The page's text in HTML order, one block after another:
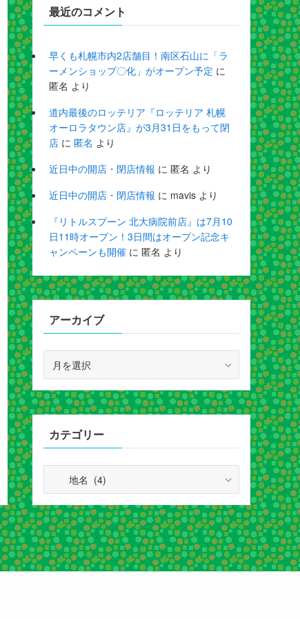
最近のコメント
早くも札幌市内2店舗目！南区石山に「ラ
ーメンショップ〇化」がオープン予定 に
匿名 より
道内最後のロッテリア『ロッテリア 札幌
オーロラタウン店』が3月31日をもって閉
店 に 匿名 より
近日中の開店・閉店情報 に 匿名 より
近日中の開店・閉店情報 に mavis より
『リトルスプーン 北大病院前店』は7月10
日11時オープン！3日間はオープン記念キ
ャンペーンも開催 に 匿名 より
アーカイブ
カ
イ
ブ
カテゴリー
ゴ
リ
ー